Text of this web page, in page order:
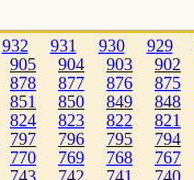
932 931 930 929
905 904 903 902
878 877 876 875
851 850 849 848
824 823 822 821
797 796 795 794
770 769 768 767
743 742 741 740